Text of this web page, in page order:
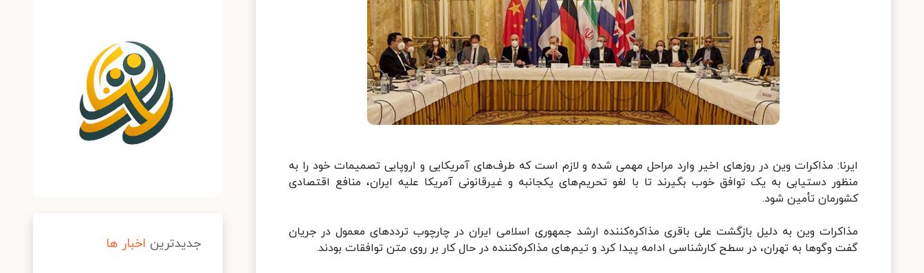
ایرنا: مذاکرات وین در روزهای اخیر وارد مراحل مهمی شده و لازم است که طرف‌های آمریکایی و اروپایی تصمیمات خود را به
منظور دستیابی به یک توافق خوب بگیرند تا با لغو تحریم‌های یکجانبه و غیرقانونی آمریکا علیه ایران، منافع اقتصادی
کشورمان تأمین شود.
مذاکرات وین به دلیل بازگشت علی باقری مذاکره‌کننده ارشد جمهوری اسلامی ایران در چارچوب ترددهای معمول در جریان
گفت‌ وگوها به تهران، در سطح کارشناسی ادامه پیدا کرد و تیم‌های مذاکره‌کننده در حال کار بر روی متن توافقات بودند.
جدیدترین اخبار ها